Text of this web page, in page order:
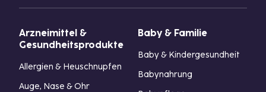
Arzneimittel &
Gesundheitsprodukte
Allergien & Heuschnupfen
Auge, Nase & Ohr
Baby & Familie
Baby & Kindergesundheit
Babynahrung